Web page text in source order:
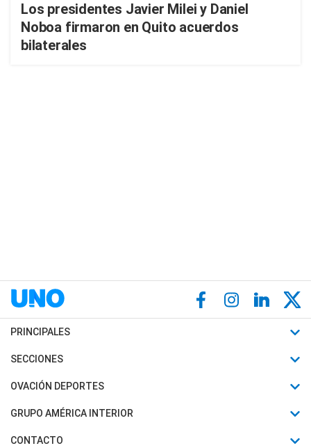
Los presidentes Javier Milei y Daniel
Noboa firmaron en Quito acuerdos
bilaterales
PRINCIPALES
Últimas Noticias
Política
SECCIONES
Horóscopo
Motores
OVACIÓN DEPORTES
Fútbol
Mundial
GRUPO AMÉRICA INTERIOR
Canal 7 en Vivo
CONTACTO